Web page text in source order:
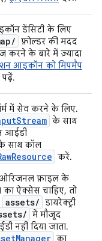
डेंसिटी के लिए
/ फ़ोल्डर की मदद
करने के बारे में ज़्यादा
आइकॉन को मिपमैप
में सेव करने के लिए.
के साथ
आईडी
साथ कॉल
करें.
ओरिजनल फ़ाइल के
ऐक्सेस चाहिए, तो
assets/ डायरेक्ट्री
में मौजूद
नहीं दिया जाता.
का